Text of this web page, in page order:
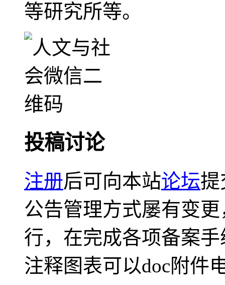
等研究所等。
投稿讨论
注册后可向本站论坛提
公告管理方式屡有变
行，在完成各项备案
注释图表可以doc附件